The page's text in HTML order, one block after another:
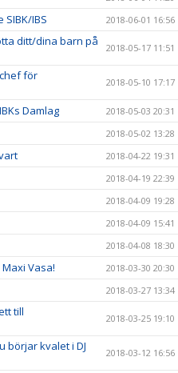
IBS 2018-06-01 16:56
ditt/dina barn på
2018-05-17 11:51
för
2018-05-10 17:17
Damlag 2018-05-03 20:31
2018-05-02 13:28
2018-04-22 19:31
2018-04-19 22:39
2018-04-09 19:28
2018-04-09 15:41
2018-04-08 18:30
Vasa! 2018-03-30 20:30
2018-03-27 13:34
till
2018-03-25 19:10
börjar kvalet i DJ
2018-03-12 16:56